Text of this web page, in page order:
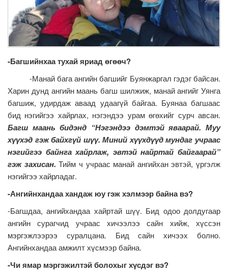
-Багшийнхаатухайяриадөгөөч?
-Манай бага ангийн багшийг Буянжаргал гэдэг байсан.
Харин дунд ангийн маань багш шилжиж, манай ангийг Уянга
багшиж, удирдаж аваад удаагүй байгаа. Буянаа багшаас
бид нэгийгээ хайрлах, нэгэндээ урам өгөхийг сурч авсан.
Багш маань бидэнд “Нэгэндээ дэмтэй яваарай. Муу
хүүхэд гэж байхгүй шүү. Миний хүүхдүүд мундаг учраас
нэгийгээ байнга хайрлаж, эвтэй найртай байгаарай”
гэж захисан. Тийм ч учраас манай ангийхан эвтэй, үргэлж
нэгийгээ хайрладаг.
-Ангийнхандаахандаж юу гэжхэлмээрбайна вэ?
-Багшдаа, ангийхандаа хайртай шүү. Бид одоо долдугаар
ангийн сурагчид учраас хичээлээ сайн хийж, хүссэн
мэргэжлээрээ суралцана. Бид сайн хичээх болно.
Ангийнхандаа амжилт хүсмээр байна.
-Чиямар мэргэжилтэйболохыгхүсдэг вэ?